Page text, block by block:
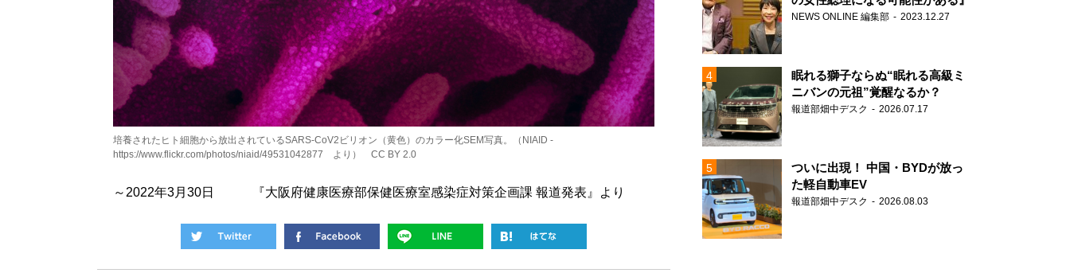
培養されたヒト細胞から放出されているSARS-CoV2ビリオン（黄色）のカラー化SEM写真。（NIAID -
https://www.flickr.com/photos/niaid/49531042877 より） CC BY 2.0
～2022年3月30日 『大阪府健康医療部保健医療室感染症対策企画課 報道発表』より
NEWS ONLINE 編集部 2023.12.27
眠れる獅子ならぬ“眠れる高級ミ
ニバンの元祖”覚醒なるか？
報道部畑中デスク 2026.07.17
ついに出現！ 中国・BYDが放っ
た軽自動車EV
報道部畑中デスク 2026.08.03